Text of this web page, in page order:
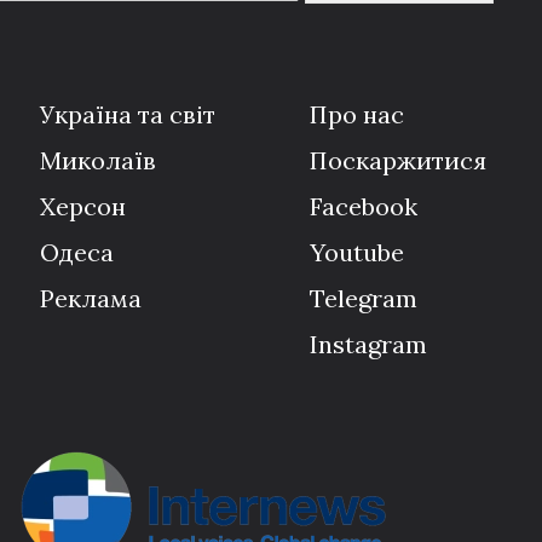
Україна та світ
Миколаїв
Херсон
Одеса
Реклама
Про нас
Поскаржитися
Facebook
Youtube
Telegram
Instagram